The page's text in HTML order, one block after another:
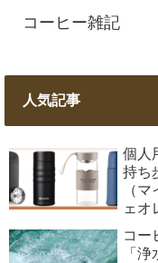
コーヒー雑記
人気記事
個人
持ち
（
ェオ
コー
「